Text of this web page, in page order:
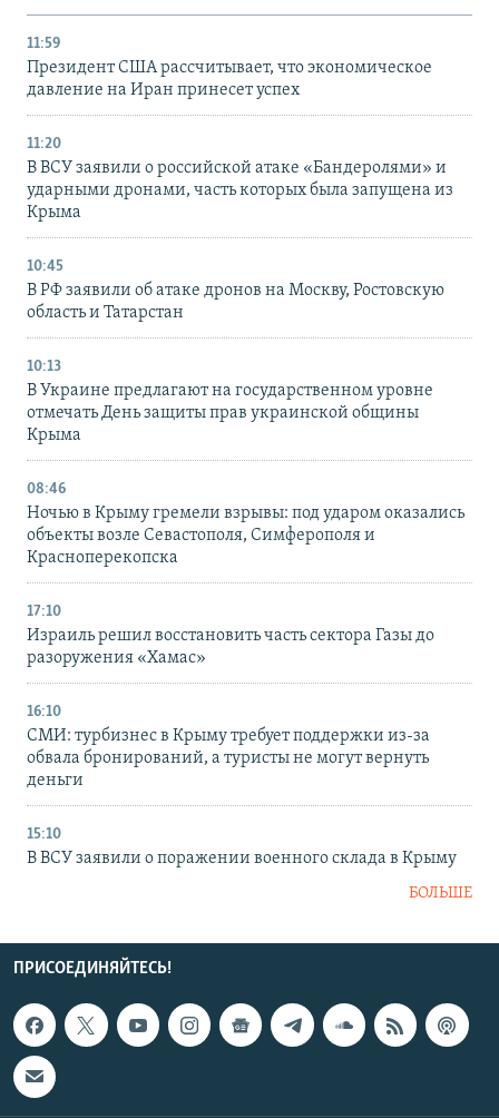
11:59
Президент США рассчитывает, что экономическое
давление на Иран принесет успех
11:20
В ВСУ заявили о российской атаке «Бандеролями» и
ударными дронами, часть которых была запущена из
Крыма
10:45
В РФ заявили об атаке дронов на Москву, Ростовскую
область и Татарстан
10:13
В Украине предлагают на государственном уровне
отмечать День защиты прав украинской общины
Крыма
08:46
Ночью в Крыму гремели взрывы: под ударом оказались
объекты возле Севастополя, Симферополя и
Красноперекопска
17:10
Израиль решил восстановить часть сектора Газы до
разоружения «Хамас»
16:10
СМИ: турбизнес в Крыму требует поддержки из-за
обвала бронирований, а туристы не могут вернуть
деньги
15:10
В ВСУ заявили о поражении военного склада в Крыму
БОЛЬШЕ
ПРИСОЕДИНЯЙТЕСЬ!